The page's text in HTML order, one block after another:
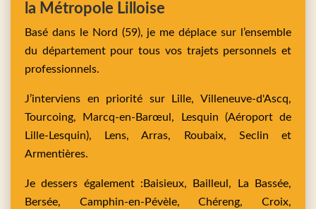
la Métropole Lilloise
Basé dans le Nord (59), je me déplace sur l’ensemble
du département pour tous vos trajets personnels et
professionnels.
J’interviens en priorité surLille,Villeneuve-d'Ascq,
Tourcoing,
Marcq-en-Barœul, Lesquin (Aéroport de
Lille-Lesquin), Lens,Arras, Roubaix, Seclin et
Armentières.
Je dessers également : Baisieux, Bailleul,
La Bassée,
Bersée, Camphin-en-Pévèle,Chéreng,Croix,